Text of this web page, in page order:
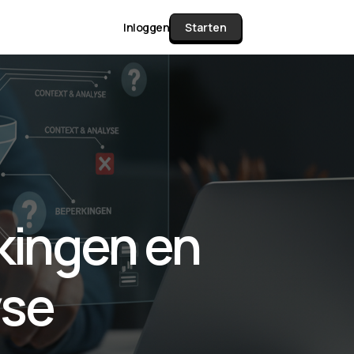
Matrix
alle pakketten en mogelijkheden
documenten verzamelen en facturen
tot controleren, boeken, bank
& klant dashboard.
Inloggen Starten
en